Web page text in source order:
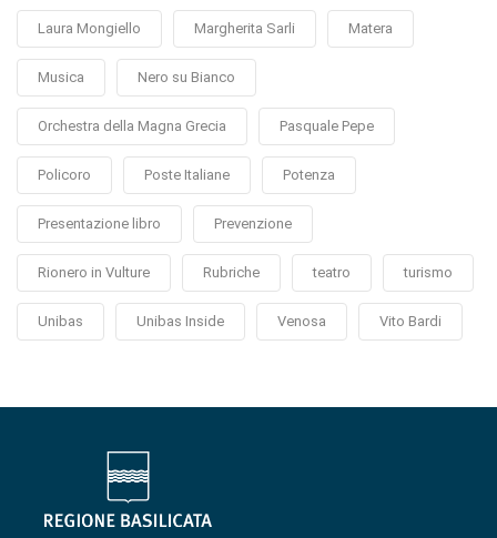
Laura Mongiello Margherita Sarli Matera
Musica Nero su Bianco
Orchestra della Magna Grecia Pasquale Pepe
Policoro Poste Italiane Potenza
Presentazione libro Prevenzione
Rionero in Vulture Rubriche teatro turismo
Unibas Unibas Inside Venosa Vito Bardi